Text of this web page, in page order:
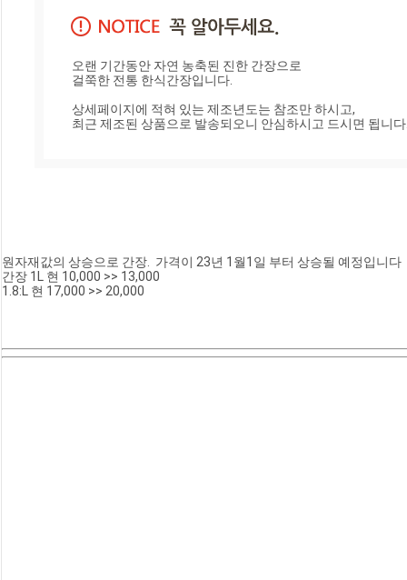
오랜 기간동안 자연 농축된 진한 간장으로
걸쭉한 전통 한식간장입니다.
상세페이지에 적혀 있는 제조년도는 참조만 하시고,
최근 제조된 상품으로 발송되오니 안심하시고 드시면 됩니
원자재값의 상승으로 간장.  가격이 23년 1월1일 부터 상승될 예정입니다
간장 1L 현 10,000 >> 13,000
1.8:L 현 17,000 >> 20,000